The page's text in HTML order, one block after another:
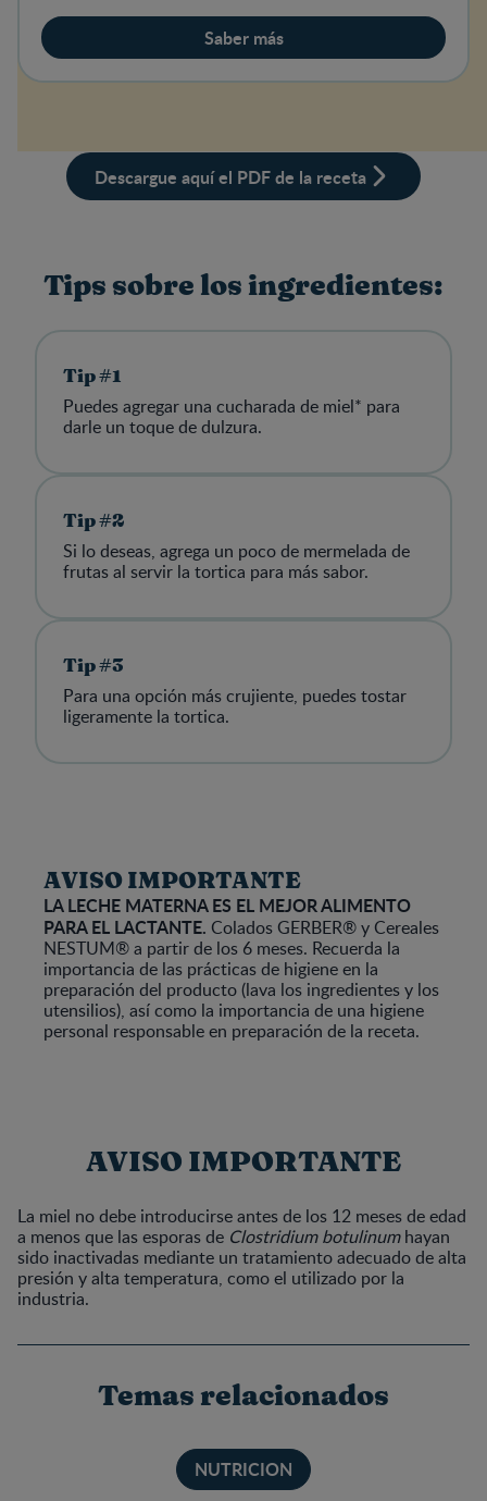
Saber más
Descargue aquí el PDF de la receta
Tips sobre los ingredientes:
Tip #1
Puedes agregar una cucharada de miel* para
darle un toque de dulzura.
Tip #2
Si lo deseas, agrega un poco de mermelada de
frutas al servir la tortica para más sabor.
Tip #3
Para una opción más crujiente, puedes tostar
ligeramente la tortica.
AVISO IMPORTANTE
LA LECHE MATERNA ES EL MEJOR ALIMENTO
PARA EL LACTANTE. Colados GERBER® y Cereales
NESTUM® a partir de los 6 meses. Recuerda la
importancia de las prácticas de higiene en la
preparación del producto (lava los ingredientes y los
utensilios), así como la importancia de una higiene
personal responsable en preparación de la receta.
AVISO IMPORTANTE
La miel no debe introducirse antes de los 12 meses de edad
a menos que las esporas de Clostridium botulinumhayan
sido inactivadas mediante un tratamiento adecuado de alta
presión y alta temperatura, como el utilizado por la
industria.
Temas relacionados
NUTRICION